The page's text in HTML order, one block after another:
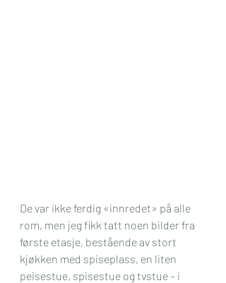
De var ikke ferdig «innredet» på alle
rom, men jeg fikk tatt noen bilder fra
første etasje, bestående av stort
kjøkken med spiseplass, en liten
peisestue, spisestue og tvstue – i